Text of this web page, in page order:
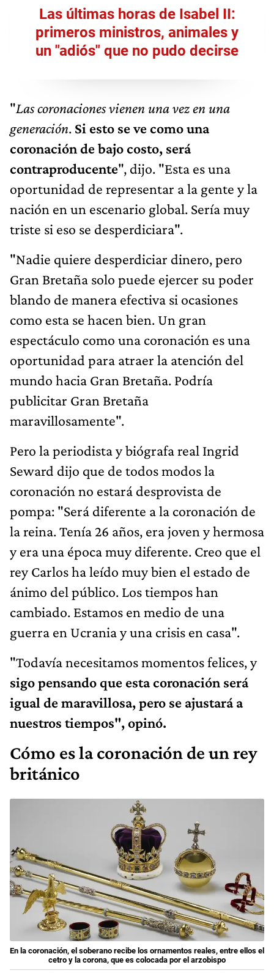
Las últimas horas de Isabel II:
primeros ministros, animales y
un "adiós" que no pudo decirse
"Las coronaciones vienen una vez en una
generación. Si esto se ve como una
coronación de bajo costo, será
contraproducente", dijo. "Esta es una
oportunidad de representar a la gente y la
nación en un escenario global. Sería muy
triste si eso se desperdiciara".
"Nadie quiere desperdiciar dinero, pero
Gran Bretaña solo puede ejercer su poder
blando de manera efectiva si ocasiones
como esta se hacen bien. Un gran
espectáculo como una coronación es una
oportunidad para atraer la atención del
mundo hacia Gran Bretaña. Podría
publicitar Gran Bretaña
maravillosamente".
Pero la periodista y biógrafa real Ingrid
Seward dijo que de todos modos la
coronación no estará desprovista de
pompa: "Será diferente a la coronación de
la reina. Tenía 26 años, era joven y hermosa
y era una época muy diferente. Creo que el
rey Carlos ha leído muy bien el estado de
ánimo del público. Los tiempos han
cambiado. Estamos en medio de una
guerra en Ucrania y una crisis en casa".
"Todavía necesitamos momentos felices, y
sigo pensando que esta coronación será
igual de maravillosa, pero se ajustará a
nuestros tiempos", opinó.
Cómo es la coronación de un rey
británico
En la coronación, el soberano recibe los ornamentos reales, entre ellos el
cetro y la corona, que es colocada por el arzobispo